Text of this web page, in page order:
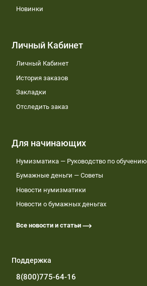
Новинки
Личный Кабинет
Личный Кабинет
История заказов
Закладки
Отследить заказ
Для начинающих
Нумизматика — Руководство по обучению
Бумажные деньги — Советы
Новости нумизматики
Новости о бумажных деньгах
Все новости и статьи
Поддержка
8(800)775-64-16